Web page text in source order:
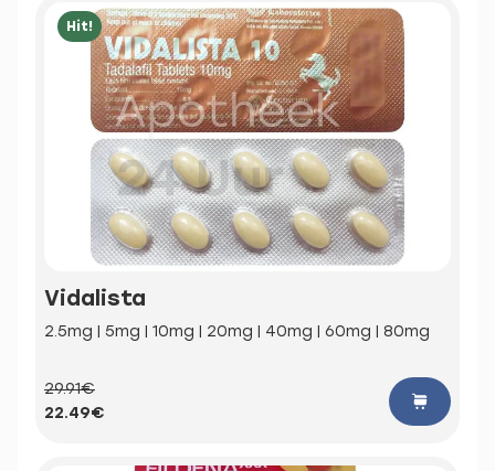
Hit!
Vidalista
2.5mg | 5mg | 10mg | 20mg | 40mg | 60mg | 80mg
29.91€
22.49€